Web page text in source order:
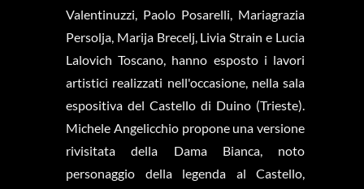
Valentinuzzi, Paolo Posarelli, Mariagrazia
Persolja, Marija Brecelj, Livia Strain e Lucia
Lalovich Toscano, hanno esposto i lavori
artistici realizzati nell'occasione, nella sala
espositiva del Castello di Duino (Trieste).
Michele Angelicchio propone una versione
rivisitata della Dama Bianca, noto
personaggio della legenda al Castello,